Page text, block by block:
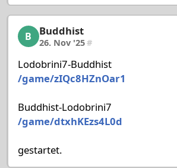
Buddhist, 14/58, 26. Nov '25
B Buddhist
26. Nov '25#
Lodobrini7-Buddhist
/game/zIQc8HZnOar1
Buddhist-Lodobrini7
/game/dtxhKEzs4L0d
gestartet.